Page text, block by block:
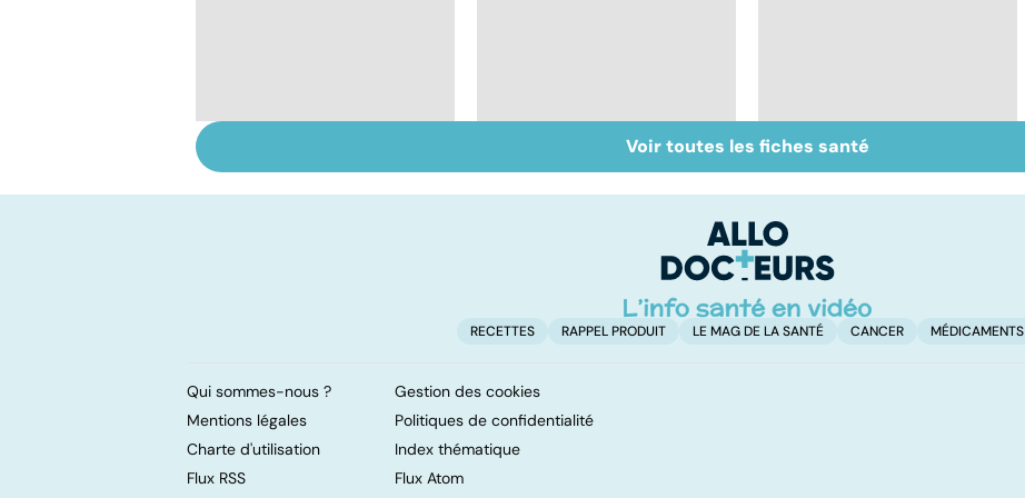
science
La greffe, du
prélèvement à la
Greffe : comment
éviter les rejets ?
Voir toutes les fiches santé
RECETTES RAPPEL PRODUIT LE MAG DE LA SANTÉ CANCER MÉDICAMENTS
Qui sommes-nous ?
Gestion des cookies
Mentions légales
Politiques de confidentialité
Charte d'utilisation
Index thématique
Flux RSS
Flux Atom